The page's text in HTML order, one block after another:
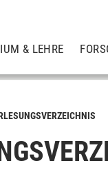
& LEHRE